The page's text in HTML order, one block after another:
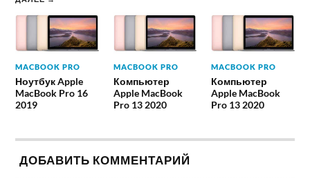
MACBOOK PRO
Ноутбук Apple
MacBook Pro 16
2019
MACBOOK PRO
Компьютер
Apple MacBook
Pro 13 2020
MACBOOK PRO
Компьютер
Apple MacBook
Pro 13 2020
ДОБАВИТЬ КОММЕНТАРИЙ